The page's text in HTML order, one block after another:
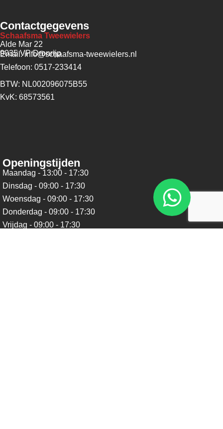
Contactgegevens
Schaafsma Tweewielers
Alde Mar 22
9035 VP Dronrijp
Email: info@schaafsma-tweewielers.nl
Telefoon: 0517-233414
BTW: NL002096075B55
KvK: 68573561
Openingstijden
Maandag - 13:00 - 17:30
Dinsdag - 09:00 - 17:30
Woensdag - 09:00 - 17:30
Donderdag - 09:00 - 17:30
Vrijdag - 09:00 - 17:30